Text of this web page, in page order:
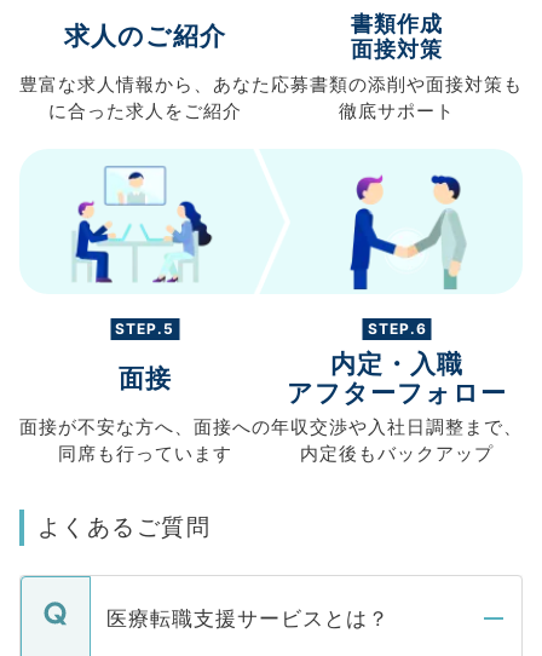
求人のご紹介
豊富な求人情報から、 あなた
に合った求人を ご紹介
書類作成
面接対策
応募書類の添削や面接対策も
徹底サポート
STEP.5
面接
面接が不安な方へ、 面接への
同席も行っています
STEP.6
内定・入職
アフターフォロー
年収交渉や入社日調整まで、
内定後もバックアップ
よくあるご質問
医療転職支援サービスとは？